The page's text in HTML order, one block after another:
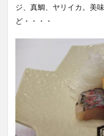
ジ、真鯛、ヤリイカ。美
ど・・・・